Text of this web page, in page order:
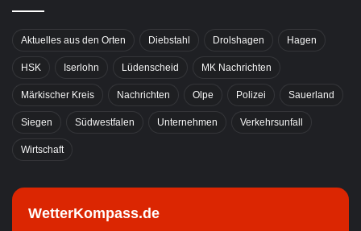
Aktuelles aus den Orten Diebstahl Drolshagen Hagen
HSK Iserlohn Lüdenscheid MK Nachrichten
Märkischer Kreis Nachrichten Olpe Polizei Sauerland
Siegen Südwestfalen Unternehmen Verkehrsunfall
Wirtschaft
WetterKompass.de